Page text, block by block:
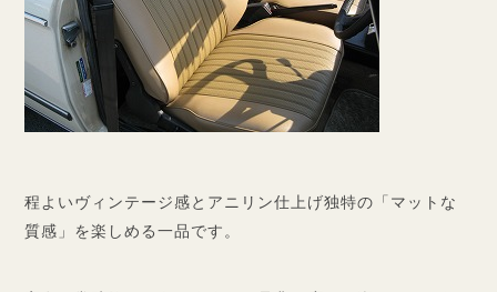
程よいヴィンテージ感とアニリン仕上げ独特の「マットな
質感」を楽しめる一品です。